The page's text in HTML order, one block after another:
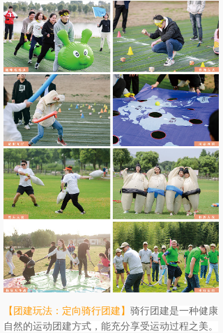
【团建玩法：定向骑行团建 】 骑行团建是一种健康
自然的运动团建方式，能充分享受运动过程之美。